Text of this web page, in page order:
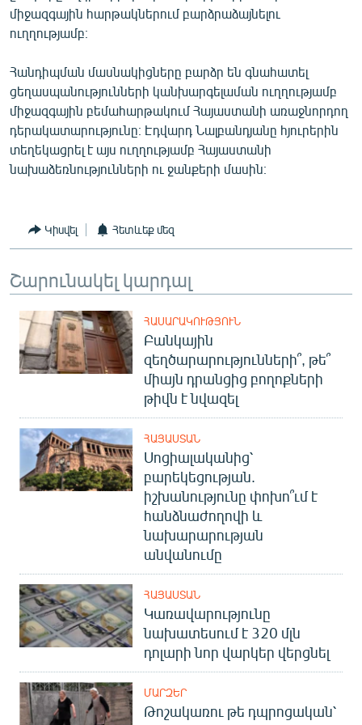
միջազգային հարթակներում բարձրաձայնելու
ուղղությամբ։
Հանդիպման մասնակիցները բարձր են գնահատել
ցեղասպանությունների կանխարգելաման ուղղությամբ
միջազգային բեմահարթակում Հայաստանի առաջնորդող
դերակատարությունը։ Էդվարդ Նալբանդյանը հյուրերին
տեղեկացրել է այս ուղղությամբ Հայաստանի
նախաձեռնությունների ու ջանքերի մասին։
Կիսվել Հետևեք մեզ
Շարունակել կարդալ
ՀԱՍԱՐԱԿՈՒԹՅՈՒՆ
Բանկային
զեղծարարությունների՞, թե՞
միայն դրանցից բողոքների
թիվն է նվազել
ՀԱՅԱՍՏԱՆ
Սոցիալականից՝
բարեկեցության.
իշխանությունը փոխո՞ւմ է
հանձնաժողովի և
նախարարության
անվանումը
ՀԱՅԱՍՏԱՆ
Կառավարությունը
նախատեսում է 320 մլն
դոլարի նոր վարկեր վերցնել
ՄԱՐԶԵՐ
Թոշակառու թե դպրոցական՝